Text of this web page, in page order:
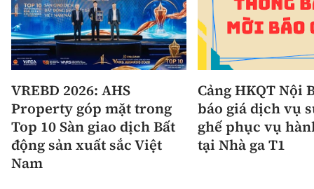
VREBD 2026: AHS
Property góp mặt trong
Top 10 Sàn giao dịch Bất
động sản xuất sắc Việt
Nam
Cảng HKQT Nội
báo giá dịch vụ
ghế phục vụ
tại Nhà ga T1